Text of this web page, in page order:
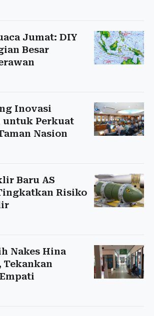
Jumat: DIY
Besar
Inovasi
untuk Perkuat
Nasion
Baru AS
Risiko
Nakes Hina
Tekankan